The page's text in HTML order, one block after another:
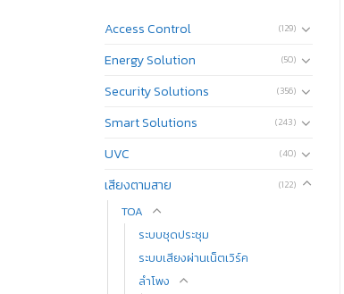
Access Control (129)
Energy Solution (50)
Security Solutions (356)
Smart Solutions (243)
UVC (40)
เสียงตามสาย (122)
TOA
ระบบชุดประชุม
ระบบเสียงผ่านเน็ตเวิร์ค
ลำโพง